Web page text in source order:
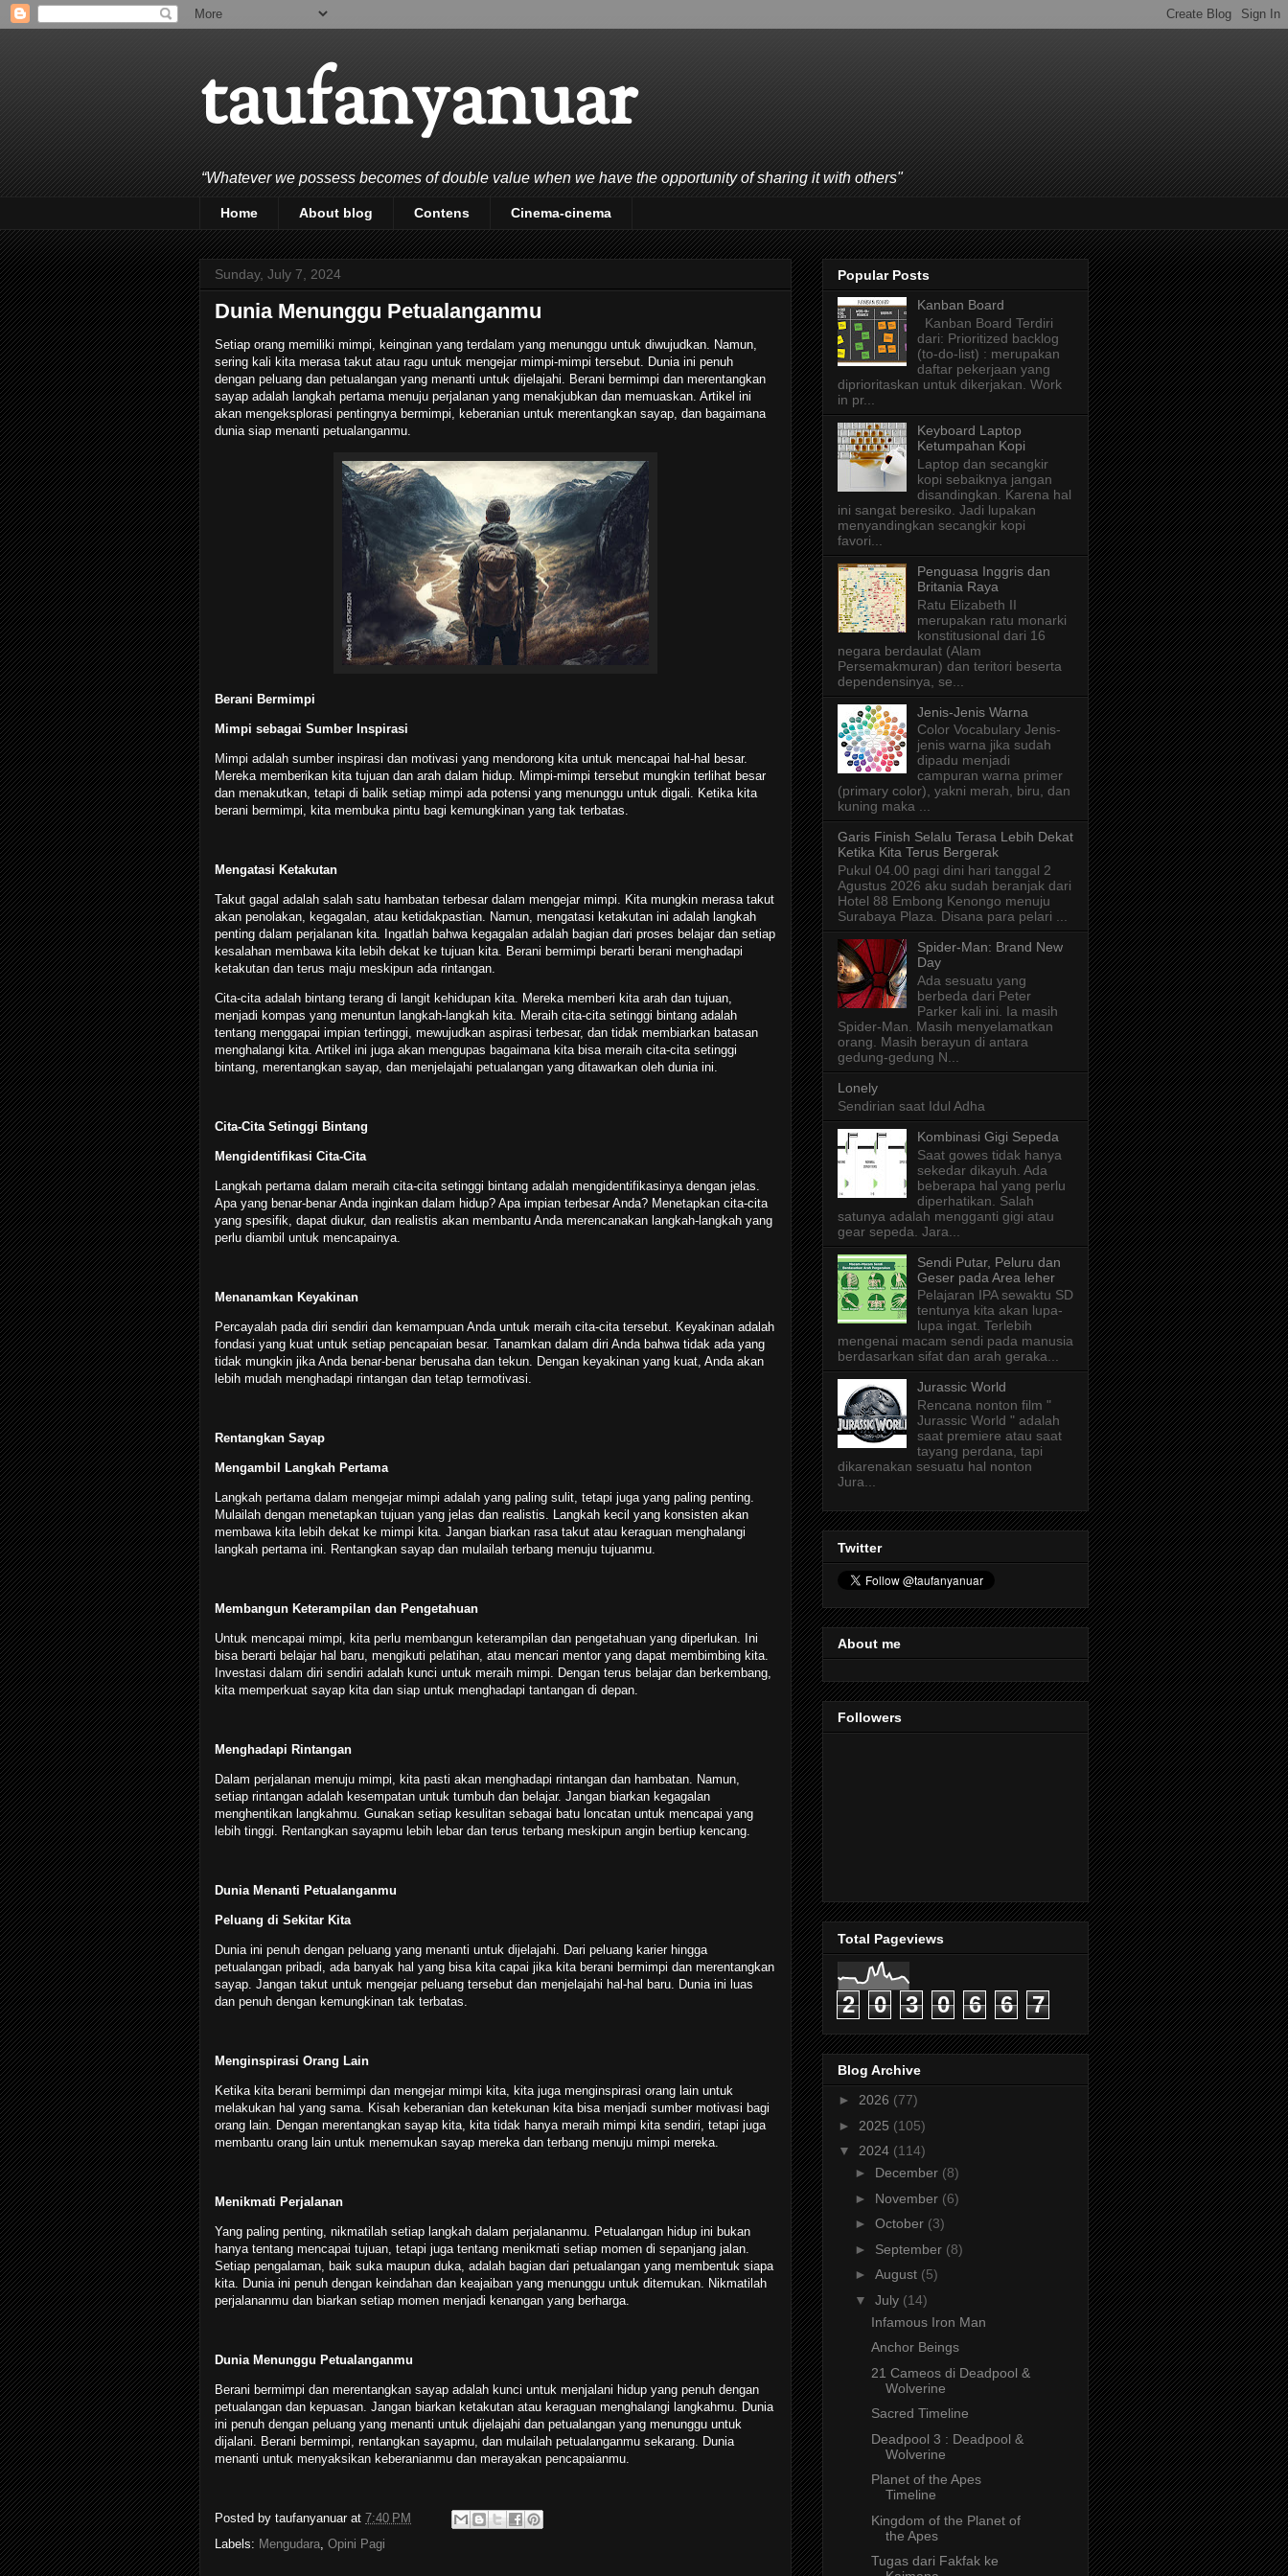
taufanyanuar
“Whatever we possess becomes of double value when we have the opportunity of sharing it with others"
Home About blog Contens Cinema-cinema
Sunday, July 7, 2024
Dunia Menunggu Petualanganmu
Setiap orang memiliki mimpi, keinginan yang terdalam yang menunggu untuk diwujudkan. Namun,
sering kali kita merasa takut atau ragu untuk mengejar mimpi-mimpi tersebut. Dunia ini penuh
dengan peluang dan petualangan yang menanti untuk dijelajahi. Berani bermimpi dan merentangkan
sayap adalah langkah pertama menuju perjalanan yang menakjubkan dan memuaskan. Artikel ini
akan mengeksplorasi pentingnya bermimpi, keberanian untuk merentangkan sayap, dan bagaimana
dunia siap menanti petualanganmu.
Berani Bermimpi
Mimpi sebagai Sumber Inspirasi
Mimpi adalah sumber inspirasi dan motivasi yang mendorong kita untuk mencapai hal-hal besar.
Mereka memberikan kita tujuan dan arah dalam hidup. Mimpi-mimpi tersebut mungkin terlihat besar
dan menakutkan, tetapi di balik setiap mimpi ada potensi yang menunggu untuk digali. Ketika kita
berani bermimpi, kita membuka pintu bagi kemungkinan yang tak terbatas.
Mengatasi Ketakutan
Takut gagal adalah salah satu hambatan terbesar dalam mengejar mimpi. Kita mungkin merasa takut
akan penolakan, kegagalan, atau ketidakpastian. Namun, mengatasi ketakutan ini adalah langkah
penting dalam perjalanan kita. Ingatlah bahwa kegagalan adalah bagian dari proses belajar dan setiap
kesalahan membawa kita lebih dekat ke tujuan kita. Berani bermimpi berarti berani menghadapi
ketakutan dan terus maju meskipun ada rintangan.
Cita-cita adalah bintang terang di langit kehidupan kita. Mereka memberi kita arah dan tujuan,
menjadi kompas yang menuntun langkah-langkah kita. Meraih cita-cita setinggi bintang adalah
tentang menggapai impian tertinggi, mewujudkan aspirasi terbesar, dan tidak membiarkan batasan
menghalangi kita. Artikel ini juga akan mengupas bagaimana kita bisa meraih cita-cita setinggi
bintang, merentangkan sayap, dan menjelajahi petualangan yang ditawarkan oleh dunia ini.
Cita-Cita Setinggi Bintang
Mengidentifikasi Cita-Cita
Langkah pertama dalam meraih cita-cita setinggi bintang adalah mengidentifikasinya dengan jelas.
Apa yang benar-benar Anda inginkan dalam hidup? Apa impian terbesar Anda? Menetapkan cita-cita
yang spesifik, dapat diukur, dan realistis akan membantu Anda merencanakan langkah-langkah yang
perlu diambil untuk mencapainya.
Menanamkan Keyakinan
Percayalah pada diri sendiri dan kemampuan Anda untuk meraih cita-cita tersebut. Keyakinan adalah
fondasi yang kuat untuk setiap pencapaian besar. Tanamkan dalam diri Anda bahwa tidak ada yang
tidak mungkin jika Anda benar-benar berusaha dan tekun. Dengan keyakinan yang kuat, Anda akan
lebih mudah menghadapi rintangan dan tetap termotivasi.
Rentangkan Sayap
Mengambil Langkah Pertama
Langkah pertama dalam mengejar mimpi adalah yang paling sulit, tetapi juga yang paling penting.
Mulailah dengan menetapkan tujuan yang jelas dan realistis. Langkah kecil yang konsisten akan
membawa kita lebih dekat ke mimpi kita. Jangan biarkan rasa takut atau keraguan menghalangi
langkah pertama ini. Rentangkan sayap dan mulailah terbang menuju tujuanmu.
Membangun Keterampilan dan Pengetahuan
Untuk mencapai mimpi, kita perlu membangun keterampilan dan pengetahuan yang diperlukan. Ini
bisa berarti belajar hal baru, mengikuti pelatihan, atau mencari mentor yang dapat membimbing kita.
Investasi dalam diri sendiri adalah kunci untuk meraih mimpi. Dengan terus belajar dan berkembang,
kita memperkuat sayap kita dan siap untuk menghadapi tantangan di depan.
Menghadapi Rintangan
Dalam perjalanan menuju mimpi, kita pasti akan menghadapi rintangan dan hambatan. Namun,
setiap rintangan adalah kesempatan untuk tumbuh dan belajar. Jangan biarkan kegagalan
menghentikan langkahmu. Gunakan setiap kesulitan sebagai batu loncatan untuk mencapai yang
lebih tinggi. Rentangkan sayapmu lebih lebar dan terus terbang meskipun angin bertiup kencang.
Dunia Menanti Petualanganmu
Peluang di Sekitar Kita
Dunia ini penuh dengan peluang yang menanti untuk dijelajahi. Dari peluang karier hingga
petualangan pribadi, ada banyak hal yang bisa kita capai jika kita berani bermimpi dan merentangkan
sayap. Jangan takut untuk mengejar peluang tersebut dan menjelajahi hal-hal baru. Dunia ini luas
dan penuh dengan kemungkinan tak terbatas.
Menginspirasi Orang Lain
Ketika kita berani bermimpi dan mengejar mimpi kita, kita juga menginspirasi orang lain untuk
melakukan hal yang sama. Kisah keberanian dan ketekunan kita bisa menjadi sumber motivasi bagi
orang lain. Dengan merentangkan sayap kita, kita tidak hanya meraih mimpi kita sendiri, tetapi juga
membantu orang lain untuk menemukan sayap mereka dan terbang menuju mimpi mereka.
Menikmati Perjalanan
Yang paling penting, nikmatilah setiap langkah dalam perjalananmu. Petualangan hidup ini bukan
hanya tentang mencapai tujuan, tetapi juga tentang menikmati setiap momen di sepanjang jalan.
Setiap pengalaman, baik suka maupun duka, adalah bagian dari petualangan yang membentuk siapa
kita. Dunia ini penuh dengan keindahan dan keajaiban yang menunggu untuk ditemukan. Nikmatilah
perjalananmu dan biarkan setiap momen menjadi kenangan yang berharga.
Dunia Menunggu Petualanganmu
Berani bermimpi dan merentangkan sayap adalah kunci untuk menjalani hidup yang penuh dengan
petualangan dan kepuasan. Jangan biarkan ketakutan atau keraguan menghalangi langkahmu. Dunia
ini penuh dengan peluang yang menanti untuk dijelajahi dan petualangan yang menunggu untuk
dijalani. Berani bermimpi, rentangkan sayapmu, dan mulailah petualanganmu sekarang. Dunia
menanti untuk menyaksikan keberanianmu dan merayakan pencapaianmu.
Posted by taufanyanuar at 7:40 PM
Labels: Mengudara Opini Pagi
Popular Posts
Kanban Board
Kanban Board Terdiri
dari: Prioritized backlog
(to-do-list) : merupakan
daftar pekerjaan yang
diprioritaskan untuk dikerjakan. Work
in pr...
Keyboard Laptop
Ketumpahan Kopi
Laptop dan secangkir
kopi sebaiknya jangan
disandingkan. Karena hal
ini sangat beresiko. Jadi lupakan
menyandingkan secangkir kopi
favori...
Penguasa Inggris dan
Britania Raya
Ratu Elizabeth II
merupakan ratu monarki
konstitusional dari 16
negara berdaulat (Alam
Persemakmuran) dan teritori beserta
dependensinya, se...
Jenis-Jenis Warna
Color Vocabulary Jenis-
jenis warna jika sudah
dipadu menjadi
campuran warna primer
(primary color), yakni merah, biru, dan
kuning maka ...
Garis Finish Selalu Terasa Lebih Dekat
Ketika Kita Terus Bergerak
Pukul 04.00 pagi dini hari tanggal 2
Agustus 2026 aku sudah beranjak dari
Hotel 88 Embong Kenongo menuju
Surabaya Plaza. Disana para pelari ...
Spider-Man: Brand New
Day
Ada sesuatu yang
berbeda dari Peter
Parker kali ini. Ia masih
Spider-Man. Masih menyelamatkan
orang. Masih berayun di antara
gedung-gedung N...
Lonely
Sendirian saat Idul Adha
Kombinasi Gigi Sepeda
Saat gowes tidak hanya
sekedar dikayuh. Ada
beberapa hal yang perlu
diperhatikan. Salah
satunya adalah mengganti gigi atau
gear sepeda. Jara...
Sendi Putar, Peluru dan
Geser pada Area leher
Pelajaran IPA sewaktu SD
tentunya kita akan lupa-
lupa ingat. Terlebih
mengenai macam sendi pada manusia
berdasarkan sifat dan arah geraka...
Jurassic World
Rencana nonton film "
Jurassic World " adalah
saat premiere atau saat
tayang perdana, tapi
dikarenakan sesuatu hal nonton
Jura...
Twitter
About me
Followers
Total Pageviews
2 0 3 0 6 6 7
Blog Archive
► 2026 (77)
► 2025 (105)
▼ 2024 (114)
► December (8)
► November (6)
► October (3)
► September (8)
► August (5)
▼ July (14)
Infamous Iron Man
Anchor Beings
21 Cameos di Deadpool &
Wolverine
Sacred Timeline
Deadpool 3 : Deadpool &
Wolverine
Planet of the Apes
Timeline
Kingdom of the Planet of
the Apes
Tugas dari Fakfak ke